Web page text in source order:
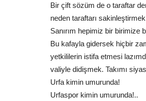
Bir çift sözüm de o taraftar
neden taraftarı
Sanırım hepimiz bir birimize
Bu kafayla gidersek hiçbir
yetkililerin istifa etmesi
valiyle didişmek. Takımı
Urfa kimin umurunda!
Urfaspor kimin umurunda!..